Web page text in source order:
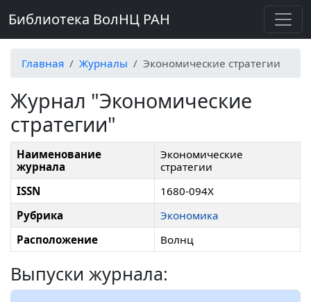
Библиотека ВолНЦ РАН
Главная Журналы Экономические стратегии
Журнал "Экономические
стратегии"
Наименование
журнала
Экономические
стратегии
ISSN
1680-094Х
Рубрика
Экономика
Расположение
Волнц
Выпуски журнала: